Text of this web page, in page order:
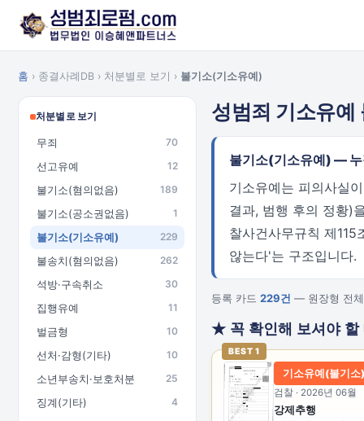
홈 › 종결사례DB › 처분별로 보기 › 불기소(기소유예)
처분별로 보기
무죄 70
선고유예 12
불기소(혐의없음) 189
불기소(공소권없음) 1
불기소(기소유예) 229
불송치(혐의없음) 262
석방·구속취소 30
집행유예 11
벌금형 10
선처·감형(기타) 10
소년부송치·보호처분 25
징계(기타) 4
성범죄 기소유예
불기소(기소유예) —
기소유예는 피의사실
결과, 범행 후의 정황)
찰사건사무규칙 제
않는다'는 구조입니다.
등록 카드 229건 — 원장형 전체
★ 꼭 확인해 보셔야 할
BEST 1
기소유예(불기소)
검찰 · 2026년 06월
강제추행